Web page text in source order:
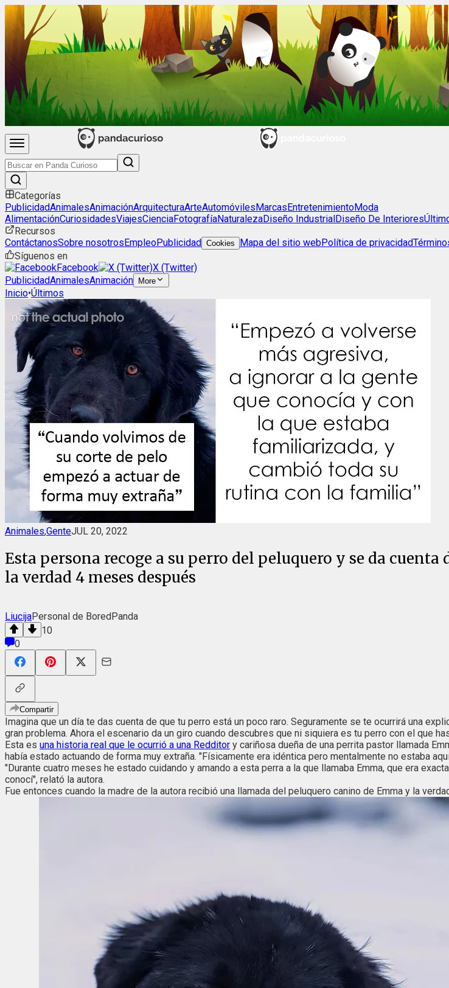
Categorías
PublicidadAnimalesAnimaciónArquitecturaArteAutomóvilesMarcasEntretenimientoModa
AlimentaciónCuriosidadesViajesCienciaFotografíaNaturalezaDiseño IndustrialDiseño De Interiores
Recursos
ContáctanosSobre nosotrosEmpleoPublicidad Cookies Mapa del sitio webPolítica de privacidad
Síguenos en
Facebook
X (Twitter)
PublicidadAnimalesAnimación More
Inicio•Últimos
Animales,GenteJUL 20, 2022
Esta persona recoge a su perro del peluquero y se da
la verdad 4 meses después
LiucijaPersonal de BoredPanda
10
0
Compartir
Imagina que un día te das cuenta de que tu perro está un poco raro. Seguramente se te ocurrirá una
gran problema. Ahora el escenario da un giro cuando descubres que ni siquiera es tu perro con el que
Esta es una historia real que le ocurrió a una Redditor y cariñosa dueña de una perrita pastor llamada
había estado actuando de forma muy extraña. "Físicamente era idéntica pero mentalmente no estaba
"Durante cuatro meses he estado cuidando y amando a esta perra a la que llamaba Emma, que era
conocí", relató la autora.
Fue entonces cuando la madre de la autora recibió una llamada del peluquero canino de Emma y la